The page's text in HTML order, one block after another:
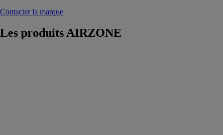
Contacter la marque
Les produitsAIRZONE